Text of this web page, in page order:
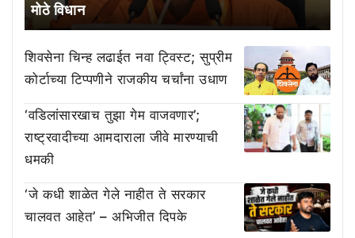
मोठे विधान
शिवसेना चिन्ह लढाईत नवा ट्विस्ट; सुप्रीम
कोर्टाच्या टिप्पणीने राजकीय चर्चांना उधाण
‘वडिलांसारखाच तुझा गेम वाजवणार’;
राष्ट्रवादीच्या आमदाराला जीवे मारण्याची
धमकी
‘जे कधी शाळेत गेले नाहीत ते सरकार
चालवत आहेत’ – अभिजीत दिपके